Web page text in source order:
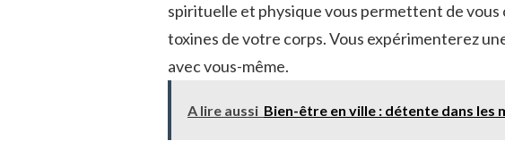
spirituelle et physique vous permettent de vous
toxines de votre​ corps.‍ Vous expérimenterez
avec​ vous-même.
A lire aussi Bien-être en ville : détente dans les